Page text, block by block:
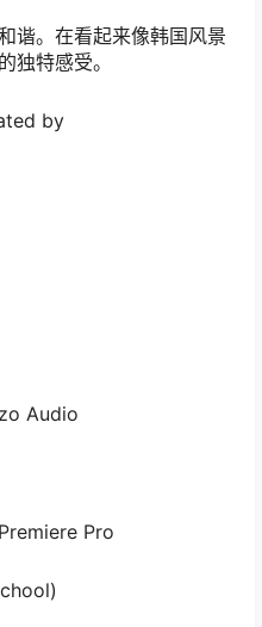
谐。在看起来像韩国风景
独特感受。
by
Audio
Pro